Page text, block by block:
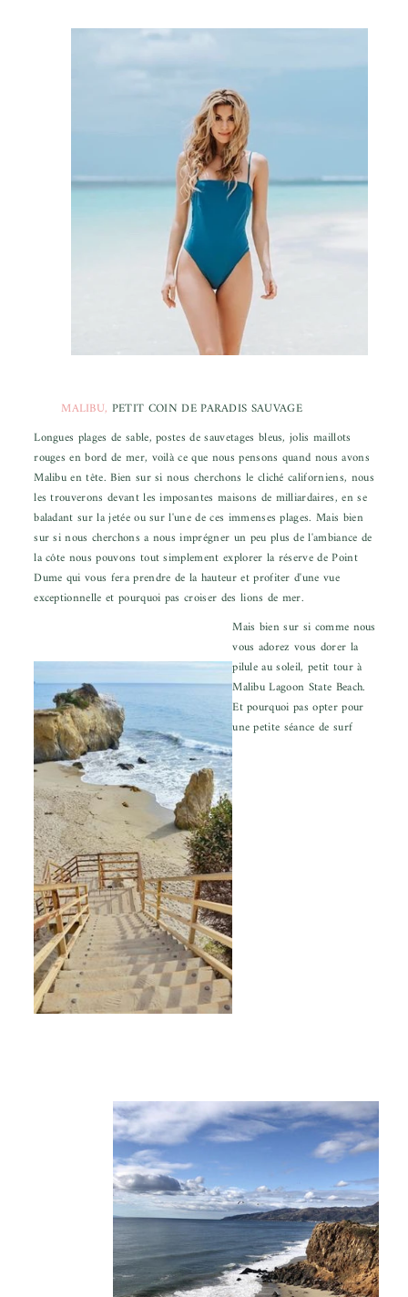
MALIBU, PETIT COIN DE PARADIS SAUVAGE
Longues plages de sable, postes de sauvetages bleus, jolis maillots
rouges en bord de mer, voilà ce que nous pensons quand nous avons
Malibu en tête. Bien sur si nous cherchons le cliché californiens, nous
les trouverons devant les imposantes maisons de milliardaires, en se
baladant sur la jetée ou sur l'une de ces immenses plages. Mais bien
sur si nous cherchons a nous imprégner un peu plus de l'ambiance de
la côte nous pouvons tout simplement explorer la réserve de Point
Dume qui vous fera prendre de la hauteur et profiter d'une vue
exceptionnelle et pourquoi pas croiser des lions de mer.
Mais bien sur si comme nous
vous adorez vous dorer la
pilule au soleil, petit tour à
Malibu Lagoon State Beach.
Et pourquoi pas opter pour
une petite séance de surf